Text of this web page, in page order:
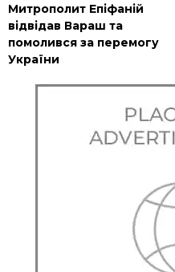
Митрополит Епіфаній
відвідав Вараш та
помолився за перемогу
України